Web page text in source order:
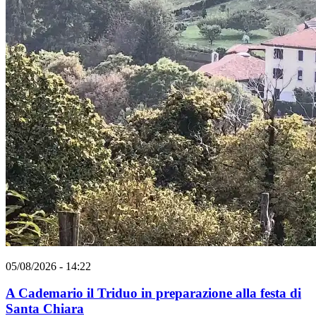
05/08/2026 - 14:22
A Cademario il Triduo in preparazione alla festa di
Santa Chiara